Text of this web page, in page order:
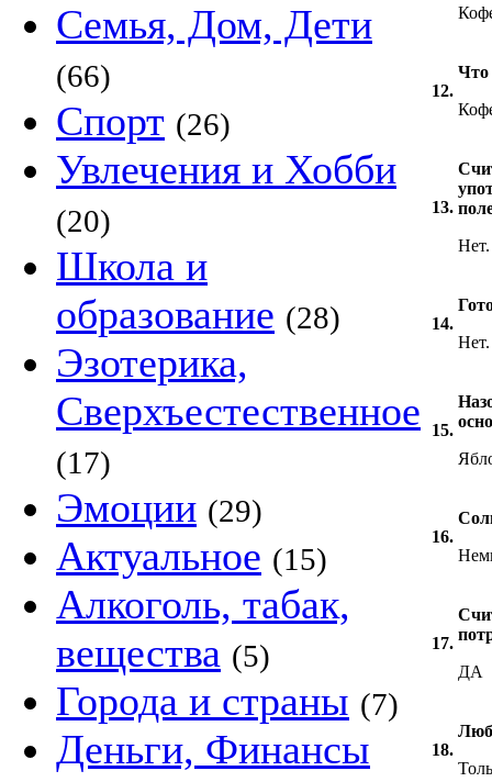
Семья, Дом, Дети
(66)
Спорт (26)
Увлечения и Хобби
(20)
Школа и
образование (28)
Эзотерика,
Сверхъестественное
(17)
Эмоции (29)
Актуальное (15)
Алкоголь, табак,
вещества (5)
Города и страны (7)
Деньги, Финансы
12.
Что
13.
Нет.
14.
Нет.
15.
16.
17.
ДА
18.